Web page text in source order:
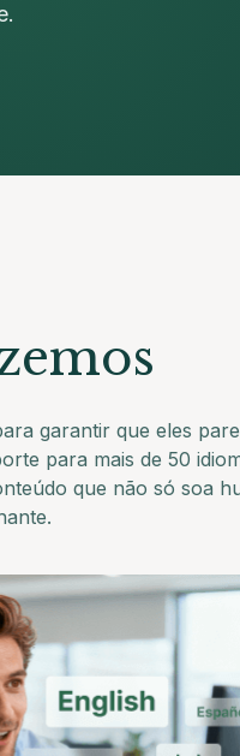
garantir que eles
para mais de 50
que não só soa